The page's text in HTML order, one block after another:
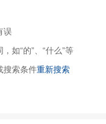
误
如“的”、“什么”等
搜索条件重新搜索